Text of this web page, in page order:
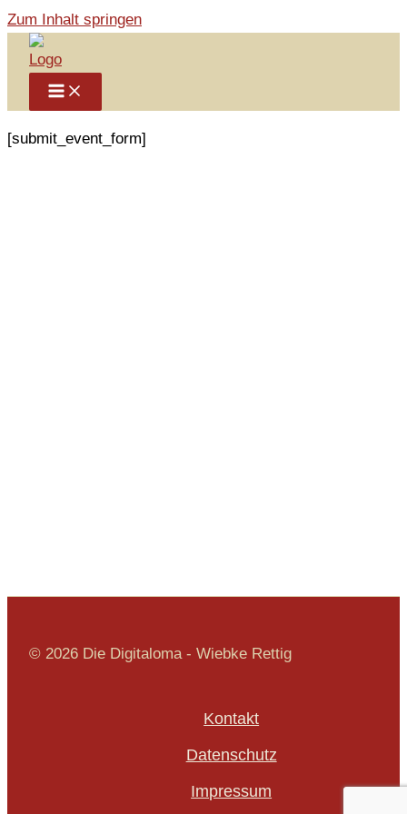
Zum Inhalt springen
[submit_event_form]
© 2026 Die Digitaloma - Wiebke Rettig
Kontakt
Datenschutz
Impressum